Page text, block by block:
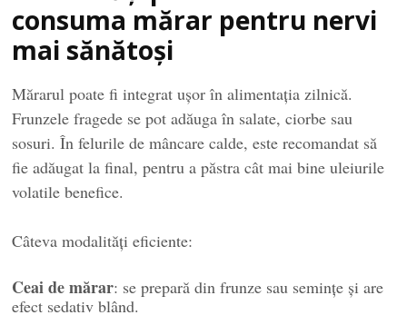
consuma mărar pentru nervi
mai sănătoși
Mărarul poate fi integrat ușor în alimentația zilnică.
Frunzele fragede se pot adăuga în salate, ciorbe sau
sosuri. În felurile de mâncare calde, este recomandat să
fie adăugat la final, pentru a păstra cât mai bine uleiurile
volatile benefice.
Câteva modalități eficiente:
Ceai de mărar: se prepară din frunze sau semințe și are
efect sedativ blând.